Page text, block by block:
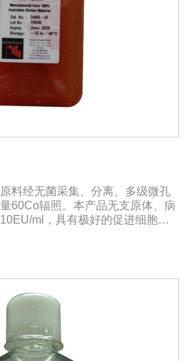
料经无菌采集、分离、多级微孔
60Co辐照。本产品无支原体、病
ml，具有极好的促进细胞增
抗体的制备和疫苗的研制及生
华人民共和国兽药典》2020版、
标准。规格：500ml/瓶保
5年注意事项：解冻：采用逐
室温），可减少沉淀的产生使